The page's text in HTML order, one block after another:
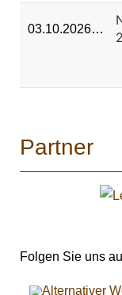
03.10.2026…
Partner
Folgen Sie uns